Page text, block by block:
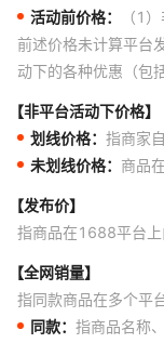
活动前价格：
（1
前述价格未计算平台
动下的各种优惠（包
【非平台活动下价格】
划线价格： 指商家
未划线价格： 商品
【发布价】
指商品在1688平台上
【全网销量】
指同款商品在多个平
同款： 指商品名称